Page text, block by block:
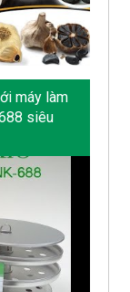
máy làm
siêu